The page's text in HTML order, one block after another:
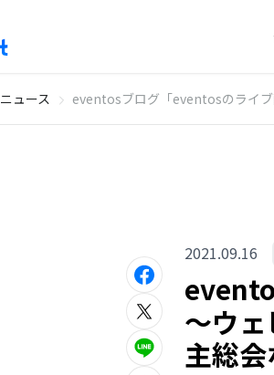
ニュース eventosブログ「eventosのライ
2021.09.16
〜ウ
主総